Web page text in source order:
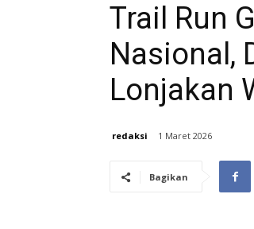
Trail Run
Nasional,
Lonjakan
redaksi 1 Maret 2026
Bagikan